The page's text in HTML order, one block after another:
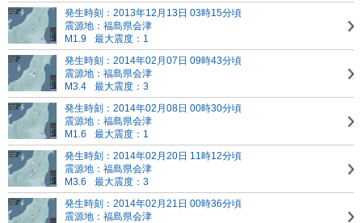
発生時刻：2013年12月13日 03時15分頃
震源地：福島県会津
M1.9
最大震度：1
発生時刻：2014年02月07日 09時43分頃
震源地：福島県会津
M3.4
最大震度：3
発生時刻：2014年02月08日 00時30分頃
震源地：福島県会津
M1.6
最大震度：1
発生時刻：2014年02月20日 11時12分頃
震源地：福島県会津
M3.6
最大震度：3
発生時刻：2014年02月21日 00時36分頃
震源地：福島県会津